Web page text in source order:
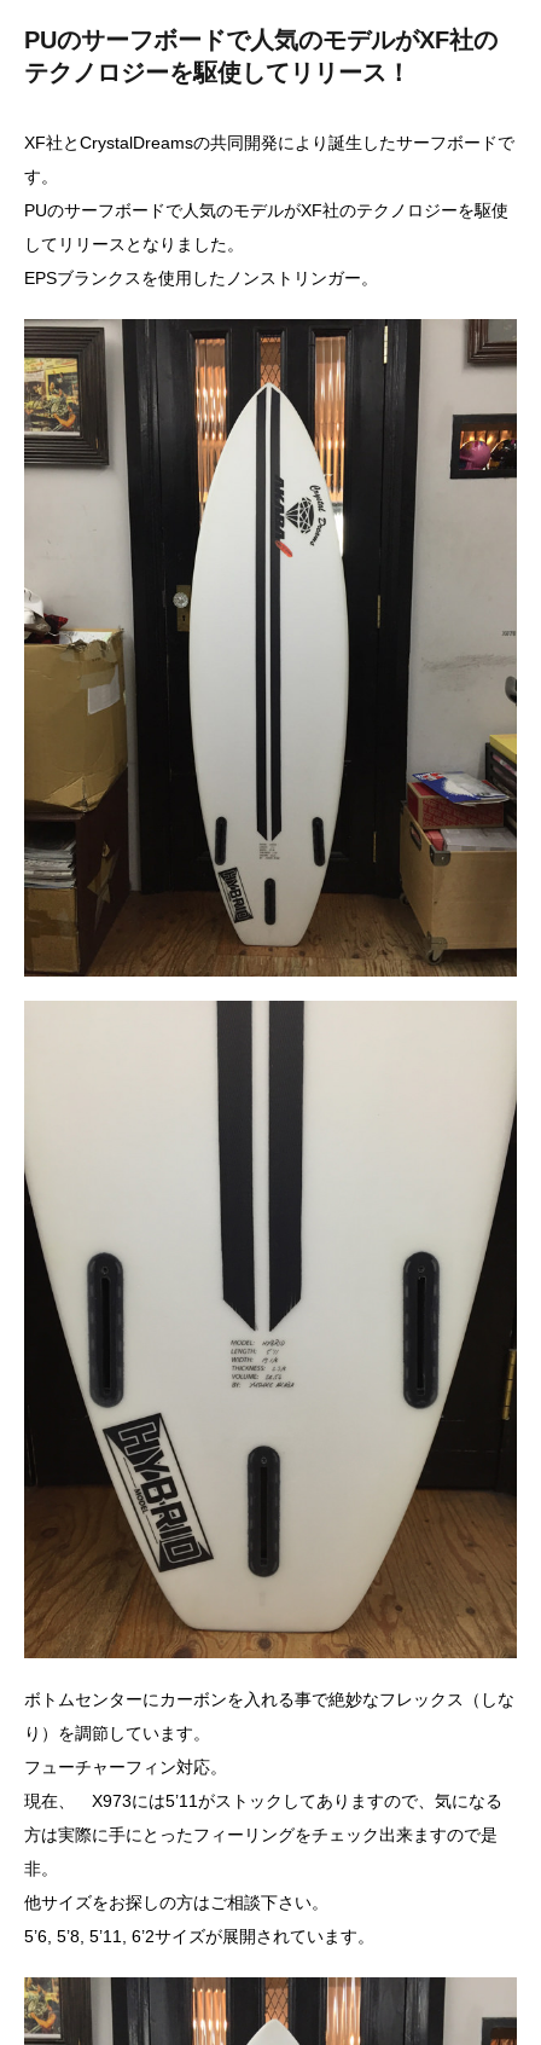
PUのサーフボードで人気のモデルがXF社の
テクノロジーを駆使してリリース！
XF社とCrystalDreamsの共同開発により誕生したサーフボードで
す。
PUのサーフボードで人気のモデルがXF社のテクノロジーを駆使
してリリースとなりました。
EPSブランクスを使用したノンストリンガー。
ボトムセンターにカーボンを入れる事で絶妙なフレックス（しな
り）を調節しています。
フューチャーフィン対応。
現在、 X973には5’11がストックしてありますので、気になる
方は実際に手にとったフィーリングをチェック出来ますので是
非。
他サイズをお探しの方はご相談下さい。
5’6, 5’8, 5’11, 6’2サイズが展開されています。